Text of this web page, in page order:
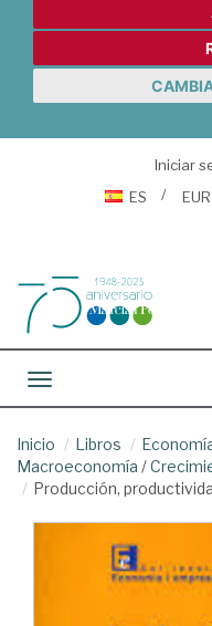
Iniciar
ES
EUR
Toggle navigation
Inicio Libros
Macroeconomía /
Producción,